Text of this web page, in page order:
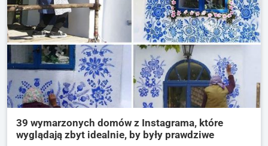
39 wymarzonych domów z Instagrama, które
wyglądają zbyt idealnie, by były prawdziwe